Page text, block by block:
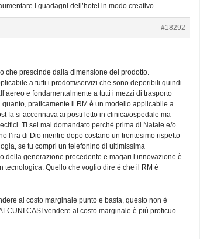
i guadagni dell’hotel in modo creativo
#18292
che prescinde dalla dimensione del prodotto.
a tutti i prodotti/servizi che sono deperibili quindi
e fondamentalmente a tutti i mezzi di trasporto
praticamente il RM è un modello applicabile a
fa si accennava ai posti letto in clinica/ospedale ma
Ti sei mai domandato perchè prima di Natale e/o
l’ira di Dio mentre dopo costano un trentesimo rispetto
se tu compri un telefonino di ultimissima
della generazione precedente e magari l’innovazione è
tecnologica. Quello che voglio dire è che il RM è
al costo marginale punto e basta, questo non è
CASI vendere al costo marginale è più proficuo